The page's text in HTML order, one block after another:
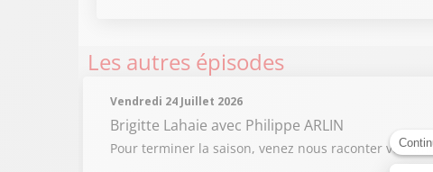
Les autres épisodes
Vendredi 24 Juillet 2026
Brigitte Lahaie avec Philippe ARLIN
Pour terminer la saison, venez nous raconter vos